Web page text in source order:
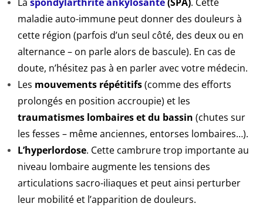
maladie auto-immune peut donner des douleurs à
cette région (parfois d’un seul côté, des deux ou en
alternance – on parle alors de bascule). En cas de
doute, n’hésitez pas à en parler avec votre médecin.
Les mouvements répétitifs(comme des efforts
prolongés en position accroupie) et les
traumatismes lombaires et du bassin (chutes sur
les fesses – même anciennes, entorses lombaires…).
L’hyperlordose. Cette cambrure trop importante au
niveau lombaire augmente les tensions des
articulations sacro-iliaques et peut ainsi perturber
leur mobilité et l’apparition de douleurs.